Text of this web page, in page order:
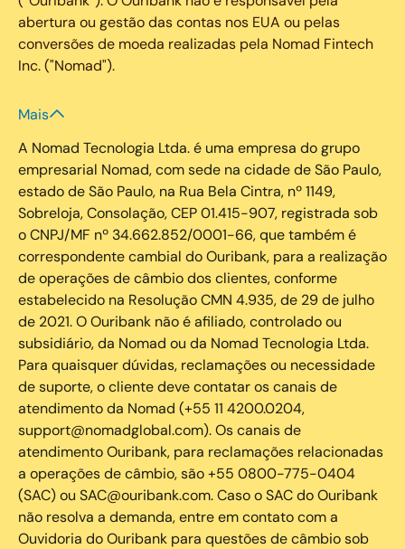
abertura ou gestão das contas nos EUA ou pelas
conversões de moeda realizadas pela Nomad Fintech
Inc. ("Nomad").
Mais
A Nomad Tecnologia Ltda. é uma empresa do grupo
empresarial Nomad, com sede na cidade de São Paulo,
estado de São Paulo, na Rua Bela Cintra, nº 1149,
Sobreloja, Consolação, CEP 01.415-907, registrada sob
o CNPJ/MF nº 34.662.852/0001-66, que também é
correspondente cambial do Ouribank, para a realização
de operações de câmbio dos clientes, conforme
estabelecido na Resolução CMN 4.935, de 29 de julho
de 2021. O Ouribank não é afiliado, controlado ou
subsidiário, da Nomad ou da Nomad Tecnologia Ltda.
Para quaisquer dúvidas, reclamações ou necessidade
de suporte, o cliente deve contatar os canais de
atendimento da Nomad (+55 11 4200.0204,
support@nomadglobal.com). Os canais de
atendimento Ouribank, para reclamações relacionadas
a operações de câmbio, são +55 0800-775-0404
(SAC) ou SAC@ouribank.com. Caso o SAC do Ouribank
não resolva a demanda, entre em contato com a
Ouvidoria do Ouribank para questões de câmbio sob